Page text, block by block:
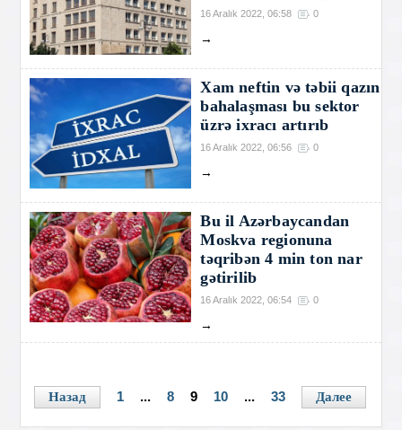
16 Aralık 2022, 06:58 0
→
Xam neftin və təbii qazın
bahalaşması bu sektor
üzrə ixracı artırıb
16 Aralık 2022, 06:56 0
→
Bu il Azərbaycandan
Moskva regionuna
təqribən 4 min ton nar
gətirilib
16 Aralık 2022, 06:54 0
→
Назад 1 ... 8 9 10 ... 33 Далее